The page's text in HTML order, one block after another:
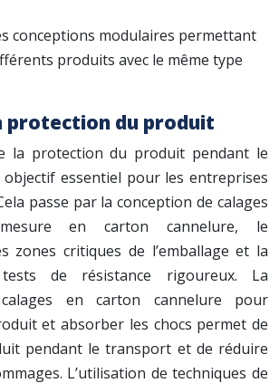
conceptions modulaires permettant
produits avec le même type
protection du produit
la protection du produit pendant le
essentiel pour les entreprises
passe par la conception de calages
en carton cannelure, le
zones critiques de l’emballage et la
de résistance rigoureux. La
en carton cannelure pour
et absorber les chocs permet de
pendant le transport et de réduire
L’utilisation de techniques de